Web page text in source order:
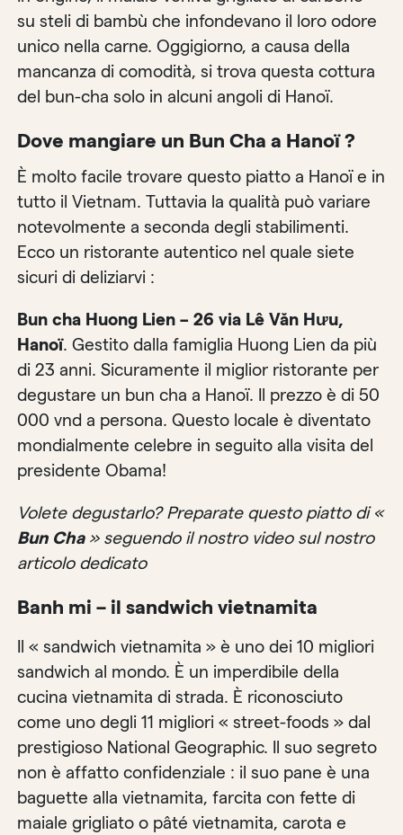
su steli di bambù che infondevano il loro odore
unico nella carne. Oggigiorno, a causa della
mancanza di comodità, si trova questa cottura
del bun-cha solo in alcuni angoli di Hanoï.
Dove mangiare un Bun Cha a Hanoï ?
È molto facile trovare questo piatto a Hanoï e in
tutto il Vietnam. Tuttavia la qualità può variare
notevolmente a seconda degli stabilimenti.
Ecco un ristorante autentico nel quale siete
sicuri di deliziarvi :
Bun cha Huong Lien – 26 via Lê Văn Hưu,
Hanoï. Gestito dalla famiglia Huong Lien da più
di 23 anni. Sicuramente il miglior ristorante per
degustare un bun cha a Hanoï. Il prezzo è di 50
000 vnd a persona. Questo locale è diventato
mondialmente celebre in seguito alla visita del
presidente Obama!
Volete degustarlo? Preparate questo piatto di «
Bun Cha» seguendo il nostro video sul nostro
articolo dedicato
Banh mi – il sandwich vietnamita
Il « sandwich vietnamita » è uno dei 10 migliori
sandwich al mondo. È un imperdibile della
cucina vietnamita di strada. È riconosciuto
come uno degli 11 migliori « street-foods » dal
prestigioso National Geographic. Il suo segreto
non è affatto confidenziale : il suo pane è una
baguette alla vietnamita, farcita con fette di
maiale grigliato o pâté vietnamita, carota e